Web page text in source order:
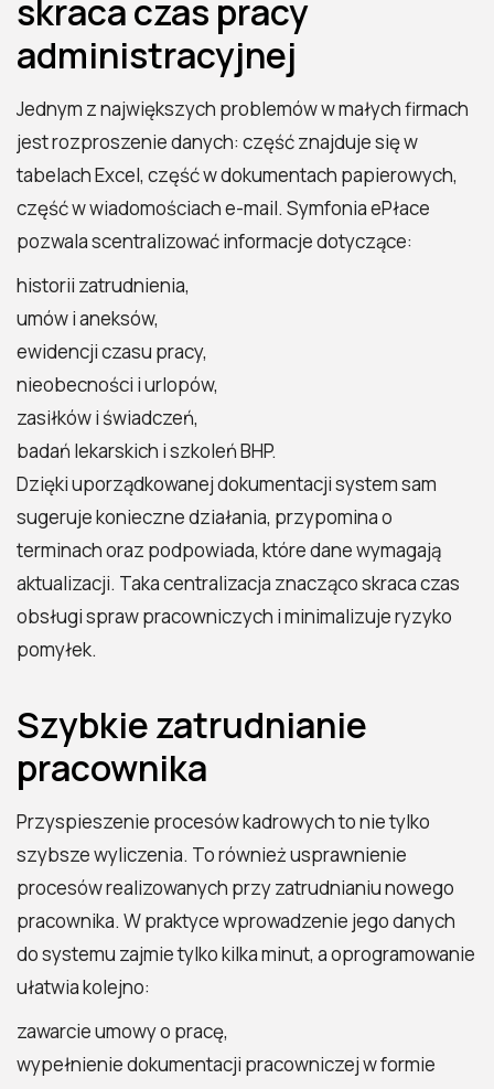
skraca czas pracy
administracyjnej
Jednym z największych problemów w małych firmach
jest rozproszenie danych: część znajduje się w
tabelach Excel, część w dokumentach papierowych,
część w wiadomościach e-mail. Symfonia ePłace
pozwala scentralizować informacje dotyczące:
historii zatrudnienia,
umów i aneksów,
ewidencji czasu pracy,
nieobecności i urlopów,
zasiłków i świadczeń,
badań lekarskich i szkoleń BHP.
Dzięki uporządkowanej dokumentacji system sam
sugeruje konieczne działania, przypomina o
terminach oraz podpowiada, które dane wymagają
aktualizacji. Taka centralizacja znacząco skraca czas
obsługi spraw pracowniczych i minimalizuje ryzyko
pomyłek.
Szybkie zatrudnianie
pracownika
Przyspieszenie procesów kadrowych to nie tylko
szybsze wyliczenia. To również usprawnienie
procesów realizowanych przy zatrudnianiu nowego
pracownika. W praktyce wprowadzenie jego danych
do systemu zajmie tylko kilka minut, a oprogramowanie
ułatwia kolejno:
zawarcie umowy o pracę,
wypełnienie dokumentacji pracowniczej w formie